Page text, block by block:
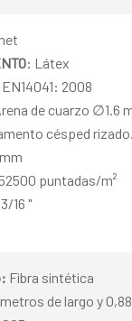
: Látex
2008
de cuarzo ∅1.6
césped rizado.
puntadas/m²
16 "
Fibra sintética
metros de largo y